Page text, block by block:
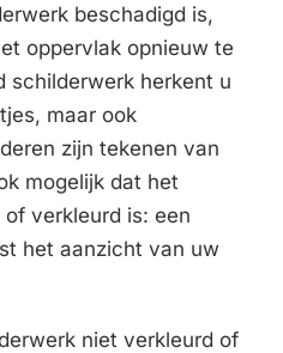
beschadigd is,
oppervlak opnieuw te
schilderwerk herkent u
maar ook
zijn tekenen van
mogelijk dat het
verkleurd is: een
het aanzicht van uw
niet verkleurd of